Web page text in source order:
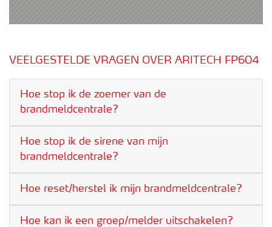
VEELGESTELDE VRAGEN OVER ARITECH FP604
Hoe stop ik de zoemer van de
brandmeldcentrale?
Hoe stop ik de sirene van mijn
brandmeldcentrale?
Hoe reset/herstel ik mijn brandmeldcentrale?
Hoe kan ik een groep/melder uitschakelen?